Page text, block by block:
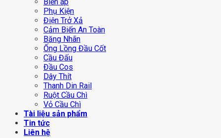
Biến áp
Phụ Kiện
Điện Trở Xả
Cảm Biến An Toàn
Băng Nhãn
Ống Lồng Đầu Cốt
Cầu Đấu
Đầu Cos
Dây Thít
Thanh Din Rail
Ruột Cầu Chì
Vỏ Cầu Chì
Tài liệu sản phẩm
Tin tức
Liên hệ